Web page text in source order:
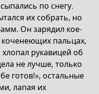
по снегу.
их собрать, но
Он зарядил кое-
пальцах,
рукавицей об
не лучше, только
готов!», остальные
лапая их